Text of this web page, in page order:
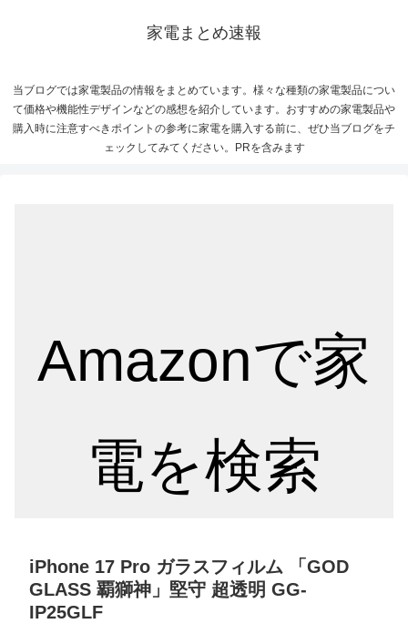
家電まとめ速報
当ブログでは家電製品の情報をまとめています。様々な種類の家電製品につい
て価格や機能性デザインなどの感想を紹介しています。おすすめの家電製品や
購入時に注意すべきポイントの参考に家電を購入する前に、ぜひ当ブログをチ
ェックしてみてください。PRを含みます
Amazonで家
電を検索
iPhone 17 Pro ガラスフィルム 「GOD
GLASS 覇獅神」堅守 超透明 GG-
IP25GLF